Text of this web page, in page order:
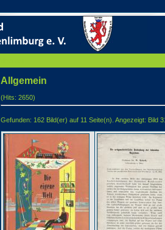
Allgemein
(Hits: 2650)
Gefunden: 162 Bild(er) auf 11 Seite(n). Angezeigt: Bild